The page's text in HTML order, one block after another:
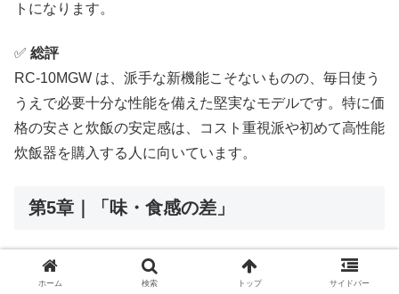
トになります。
✅ 総評
RC-10MGW は、派手な新機能こそないものの、毎日使う
うえで必要十分な性能を備えた堅実なモデルです。特に価
格の安さと炊飯の安定感は、コスト重視派や初めて高性能
炊飯器を購入する人に向いています。
第5章｜「味・食感の差」
炊飯器の性能は、最終的には「炊き上がったごはんの味と
食感」で評価されます。
ホーム 検索 トップ サイドバー